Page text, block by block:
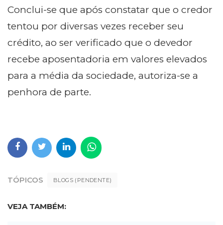
Conclui-se que após constatar que o credor
tentou por diversas vezes receber seu
crédito, ao ser verificado que o devedor
recebe aposentadoria em valores elevados
para a média da sociedade, autoriza-se a
penhora de parte.
TÓPICOS BLOGS (PENDENTE)
VEJA TAMBÉM: